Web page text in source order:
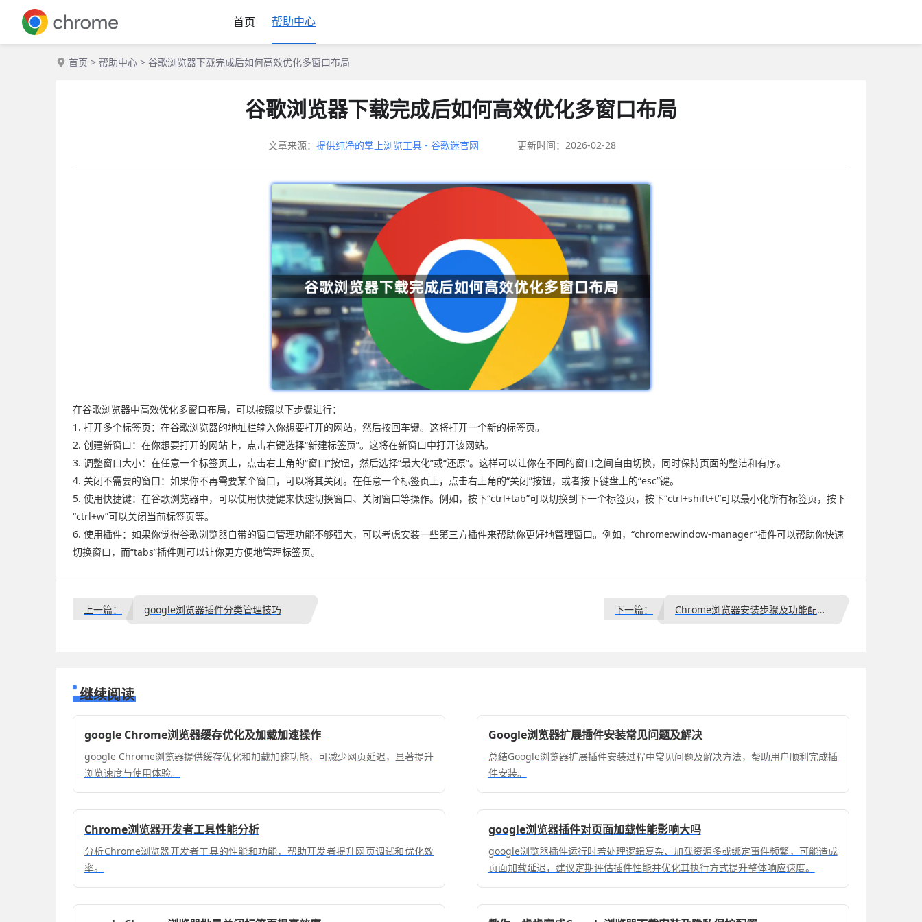
首页 帮助中心
首页 > 帮助中心 > 谷歌浏览器下载完成后如何高效优化多窗口布局
谷歌浏览器下载完成后如何高效优化多窗口布局
文章来源： 提供纯净的掌上浏览工具 - 谷歌迷官网 更新时间：2026-02-28
在谷歌浏览器中高效优化多窗口布局，可以按照以下步骤进行：
1. 打开多个标签页：在谷歌浏览器的地址栏输入你想要打开的网站，然后按回车键。这将打开一个新的标签页。
2. 创建新窗口：在你想要打开的网站上，点击右键选择“新建标签页”。这将在新窗口中打开该网站。
3. 调整窗口大小：在任意一个标签页上，点击右上角的“窗口”按钮，然后选择“最大化”或“还原”。这样可以让你在不同的窗口之间自由切换，同时保持页面的整洁和有序。
4. 关闭不需要的窗口：如果你不再需要某个窗口，可以将其关闭。在任意一个标签页上，点击右上角的“关闭”按钮，或者按下键盘上的“esc”键。
5. 使用快捷键：在谷歌浏览器中，可以使用快捷键来快速切换窗口、关闭窗口等操作。例如，按下“ctrl+tab”可以切换到下一个标签页，按下“ctrl+shift+t”可以最小化所有标签页，按下
“ctrl+w”可以关闭当前标签页等。
6. 使用插件：如果你觉得谷歌浏览器自带的窗口管理功能不够强大，可以考虑安装一些第三方插件来帮助你更好地管理窗口。例如，“chrome:window-manager”插件可以帮助你快速
切换窗口，而“tabs”插件则可以让你更方便地管理标签页。
上一篇： google浏览器插件分类管理技巧 下一篇： Chrome浏览器安装步骤及功能配置详解
继续阅读
google Chrome浏览器缓存优化及加载加速操作
google Chrome浏览器提供缓存优化和加载加速功能，可减少网页延迟，显著提升
浏览速度与使用体验。
Google浏览器扩展插件安装常见问题及解决
总结Google浏览器扩展插件安装过程中常见问题及解决方法，帮助用户顺利完成插
件安装。
Chrome浏览器开发者工具性能分析
分析Chrome浏览器开发者工具的性能和功能，帮助开发者提升网页调试和优化效
率。
google浏览器插件对页面加载性能影响大吗
google浏览器插件运行时若处理逻辑复杂、加载资源多或绑定事件频繁，可能造成
页面加载延迟，建议定期评估插件性能并优化其执行方式提升整体响应速度。